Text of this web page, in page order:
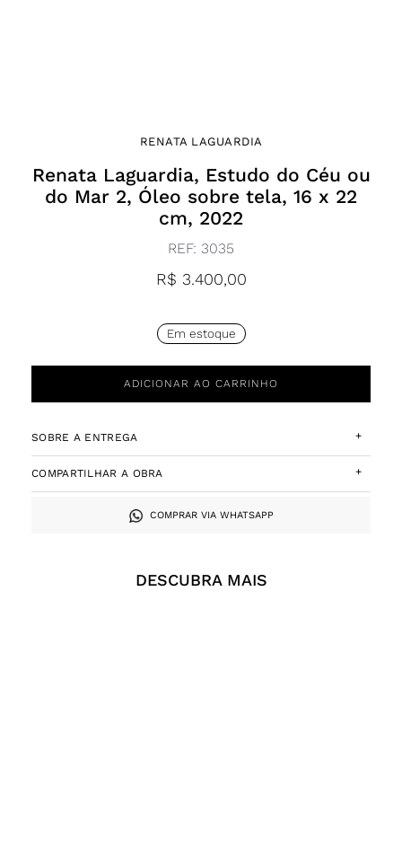
RENATA LAGUARDIA
Renata Laguardia, Estudo do Céu ou
do Mar 2, Óleo sobre tela, 16 x 22
cm, 2022
REF: 3035
R$ 3.400,00
Em estoque
ADICIONAR AO CARRINHO
SOBRE A ENTREGA +
COMPARTILHAR A OBRA +
COMPRAR VIA WHATSAPP
DESCUBRA MAIS